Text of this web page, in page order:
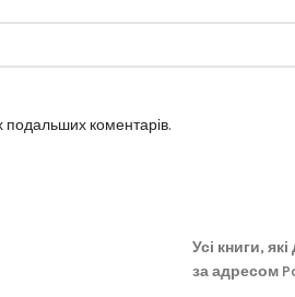
подальших коментарів.
Усі книги,
за адресом